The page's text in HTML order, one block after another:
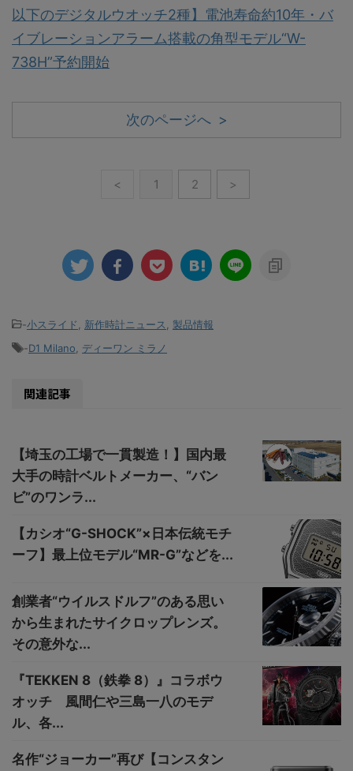
以下のデジタルウオッチ2種】電池寿命約10年・バ
イブレーションアラーム搭載の角型モデル“W-
738H”予約開始
次のページへ >
< 1 2 >
-小スライド 新作時計ニュース
製品情報
-D1 Milano ディーワン ミラノ
関連記事
【埼玉の工場で一貫製造！】国内最
大手の時計ベルトメーカー、“バン
ビ”のワンラ...
【カシオ“G-SHOCK”×日本伝統モチ
ーフ】最上位モデル“MR-G”などを...
創業者“ウイルスドルフ”のある思い
から生まれたサイクロップレンズ。
その意外な...
『TEKKEN 8（鉄拳 8）』コラボウ
オッチ 風間仁や三島一八のモデ
ル、各...
名作“ジョーカー”再び【コンスタン